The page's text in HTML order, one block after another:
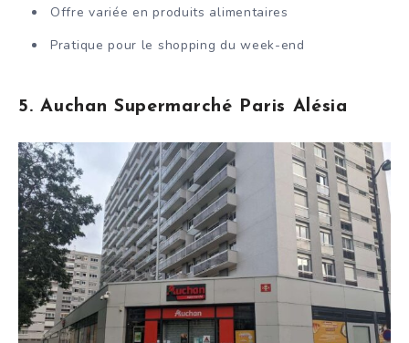
Offre variée en produits alimentaires
Pratique pour le shopping du week-end
5. Auchan Supermarché Paris Alésia